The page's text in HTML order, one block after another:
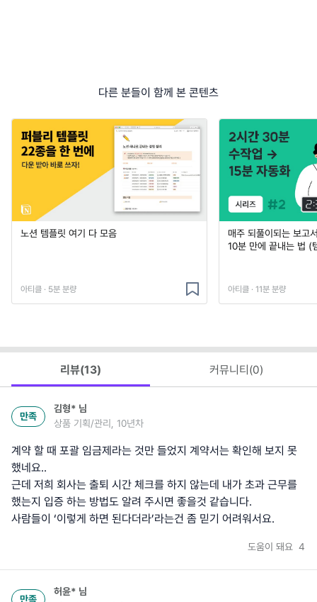
다른 분들이 함께 본 콘텐츠
노션 템플릿 여기 다 모음
아티클 · 5분 분량
매주 되풀이되는 보고
10분 만에 끝내는 법 (
아티클 · 11분 분량
리뷰(13) 커뮤니티(0)
만족
김형* 님
상품 기획/관리, 10년차
계약 할 때 포괄 임금제라는 것만 들었지 계약서는 확인해 보지 못
했네요..
근데 저희 회사는 출퇴 시간 체크를 하지 않는데 내가 초과 근무를
했는지 입증 하는 방법도 알려 주시면 좋을것 같습니다.
사람들이 ‘이렇게 하면 된다더라’라는건 좀 믿기 어려워서요.
도움이 돼요 4
만족
허윤* 님